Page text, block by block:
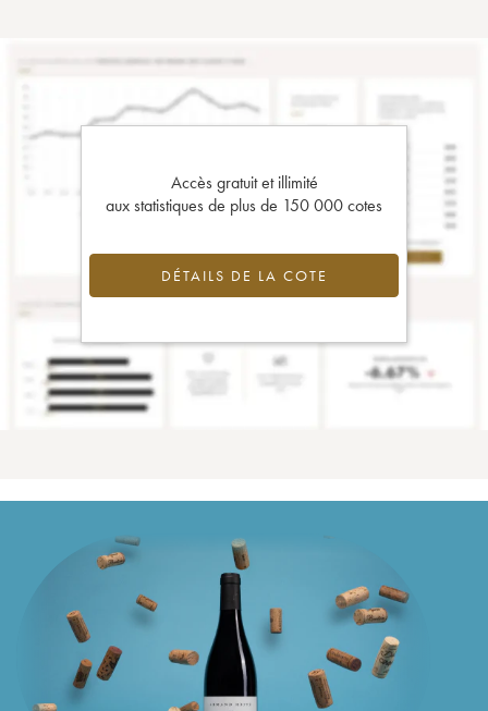
Accès gratuit et illimité
aux statistiques de plus de 150 000 cotes
DÉTAILS DE LA COTE